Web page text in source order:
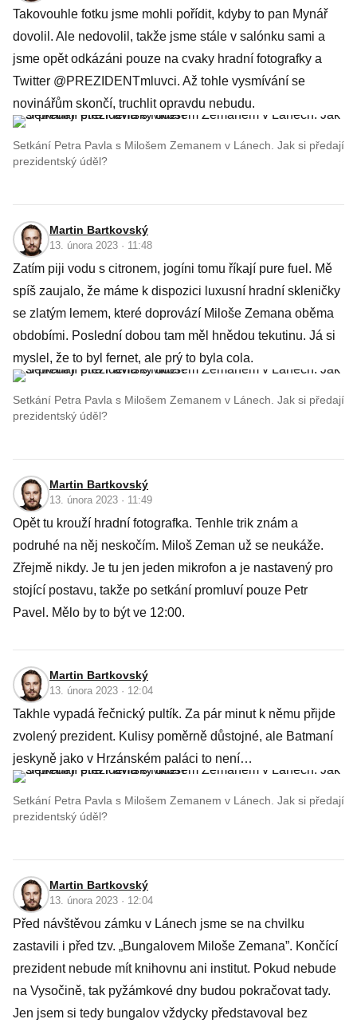
Takovouhle fotku jsme mohli pořídit, kdyby to pan Mynář
dovolil. Ale nedovolil, takže jsme stále v salónku sami a
jsme opět odkázáni pouze na cvaky hradní fotografky a
Twitter @PREZIDENTmluvci. Až tohle vysmívání se
novinářům skončí, truchlit opravdu nebudu.
Setkání Petra Pavla s Milošem Zemanem v Lánech. Jak si předají
prezidentský úděl?
Martin Bartkovský
13. února 2023 · 11:48
Zatím piji vodu s citronem, jogíni tomu říkají pure fuel. Mě
spíš zaujalo, že máme k dispozici luxusní hradní skleničky
se zlatým lemem, které doprovází Miloše Zemana oběma
obdobími. Poslední dobou tam měl hnědou tekutinu. Já si
myslel, že to byl fernet, ale prý to byla cola.
Setkání Petra Pavla s Milošem Zemanem v Lánech. Jak si předají
prezidentský úděl?
Martin Bartkovský
13. února 2023 · 11:49
Opět tu krouží hradní fotografka. Tenhle trik znám a
podruhé na něj neskočím. Miloš Zeman už se neukáže.
Zřejmě nikdy. Je tu jen jeden mikrofon a je nastavený pro
stojící postavu, takže po setkání promluví pouze Petr
Pavel. Mělo by to být ve 12:00.
Martin Bartkovský
13. února 2023 · 12:04
Takhle vypadá řečnický pultík. Za pár minut k němu přijde
zvolený prezident. Kulisy poměrně důstojné, ale Batmaní
jeskyně jako v Hrzánském paláci to není…
Setkání Petra Pavla s Milošem Zemanem v Lánech. Jak si předají
prezidentský úděl?
Martin Bartkovský
13. února 2023 · 12:04
Před návštěvou zámku v Lánech jsme se na chvilku
zastavili i před tzv. „Bungalovem Miloše Zemana”. Končící
prezident nebude mít knihovnu ani institut. Pokud nebude
na Vysočině, tak pyžámkové dny budou pokračovat tady.
Jen jsem si tedy bungalov vždycky představoval bez